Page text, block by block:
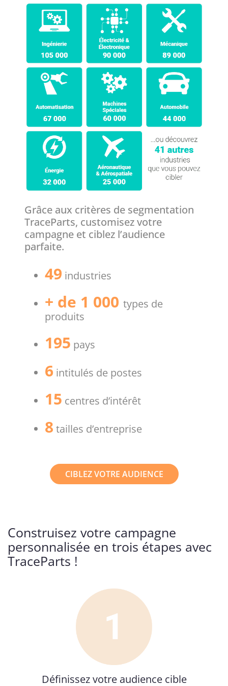
Grâce aux critères de segmentation
TraceParts, customisez votre
campagne et ciblez l’audience
parfaite.
49 industries
+ de 1 000types de
produits
195 pays
6 intitulés de postes
15 centres d’intérêt
8 tailles d’entreprise
CIBLEZ VOTRE AUDIENCE
Construisez votre campagne
personnalisée en trois étapes avec
TraceParts !
Définissez votre audience cible